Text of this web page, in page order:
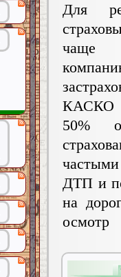
Для
чаще
КАСКО
50%
ДТП и
на